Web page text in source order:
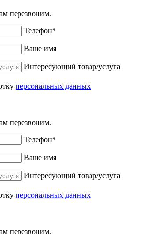
перезвоним.
Телефон*
Ваше имя
Интересующий товар/услуга
персональных данных
перезвоним.
Телефон*
Ваше имя
Интересующий товар/услуга
персональных данных
перезвоним.